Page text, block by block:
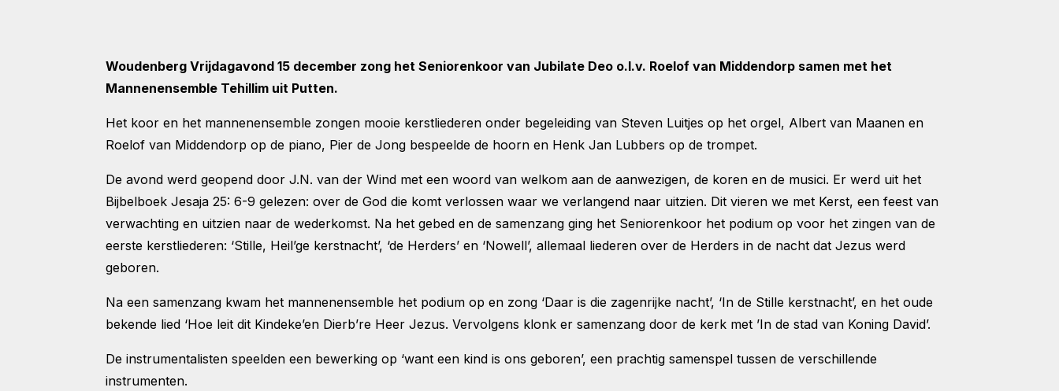
Woudenberg Vrijdagavond 15 december zong het Seniorenkoor van Jubilate Deo o.l.v. Roelof van Middendorp samen met het
Mannenensemble Tehillim uit Putten.
Het koor en het mannenensemble zongen mooie kerstliederen onder begeleiding van Steven Luitjes op het orgel, Albert van Maanen en
Roelof van Middendorp op de piano, Pier de Jong bespeelde de hoorn en Henk Jan Lubbers op de trompet.
De avond werd geopend door J.N. van der Wind met een woord van welkom aan de aanwezigen, de koren en de musici. Er werd uit het
Bijbelboek Jesaja 25: 6-9 gelezen: over de God die komt verlossen waar we verlangend naar uitzien. Dit vieren we met Kerst, een feest van
verwachting en uitzien naar de wederkomst. Na het gebed en de samenzang ging het Seniorenkoor het podium op voor het zingen van de
eerste kerstliederen: ‘Stille, Heil’ge kerstnacht’, ‘de Herders’ en ‘Nowell’, allemaal liederen over de Herders in de nacht dat Jezus werd
geboren.
Na een samenzang kwam het mannenensemble het podium op en zong ‘Daar is die zagenrijke nacht’, ‘In de Stille kerstnacht’, en het oude
bekende lied ‘Hoe leit dit Kindeke’en Dierb’re Heer Jezus. Vervolgens klonk er samenzang door de kerk met ’In de stad van Koning David’.
De instrumentalisten speelden een bewerking op ‘want een kind is ons geboren’, een prachtig samenspel tussen de verschillende
instrumenten.